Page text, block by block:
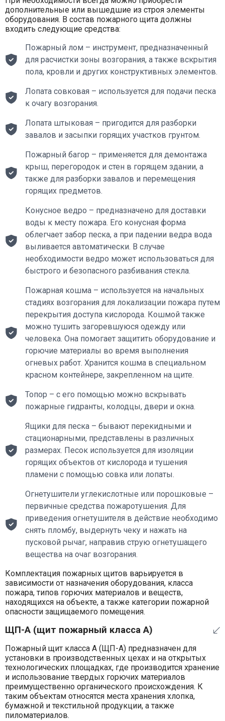
дополнительные или вышедшие из строя элементы
оборудования. В состав пожарного щита должны
входить следующие средства:
Пожарный лом – инструмент, предназначенный
для расчистки зоны возгорания, а также вскрытия
пола, кровли и других конструктивных элементов.
Лопата совковая – используется для подачи песка
к очагу возгорания.
Лопата штыковая – пригодится для разборки
завалов и засыпки горящих участков грунтом.
Пожарный багор – применяется для демонтажа
крыш, перегородок и стен в горящем здании, а
также для разборки завалов и перемещения
горящих предметов.
Конусное ведро – предназначено для доставки
воды к месту пожара. Его конусная форма
облегчает забор песка, а при падении ведра вода
выливается автоматически. В случае
необходимости ведро может использоваться для
быстрого и безопасного разбивания стекла.
Пожарная кошма – используется на начальных
стадиях возгорания для локализации пожара путем
перекрытия доступа кислорода. Кошмой также
можно тушить загоревшуюся одежду или
человека. Она помогает защитить оборудование и
горючие материалы во время выполнения
огневых работ. Хранится кошма в специальном
красном контейнере, закрепленном на щите.
Топор – с его помощью можно вскрывать
пожарные гидранты, колодцы, двери и окна.
Ящики для песка – бывают перекидными и
стационарными, представлены в различных
размерах. Песок используется для изоляции
горящих объектов от кислорода и тушения
пламени с помощью совка или лопаты.
Огнетушители углекислотные или порошковые –
первичные средства пожаротушения. Для
приведения огнетушителя в действие необходимо
снять пломбу, выдернуть чеку и нажать на
пусковой рычаг, направив струю огнетушащего
вещества на очаг возгорания.
Комплектация пожарных щитов варьируется в
зависимости от назначения оборудования, класса
пожара, типов горючих материалов и веществ,
находящихся на объекте, а также категории пожарной
опасности защищаемого помещения.
ЩП-А (щит пожарный класса А)
Пожарный щит класса А (ЩП-А) предназначен для
установки в производственных цехах и на открытых
технологических площадках, где производится хранение
и использование твердых горючих материалов
преимущественно органического происхождения. К
таким объектам относятся места хранения хлопка,
бумажной и текстильной продукции, а также
пиломатериалов.